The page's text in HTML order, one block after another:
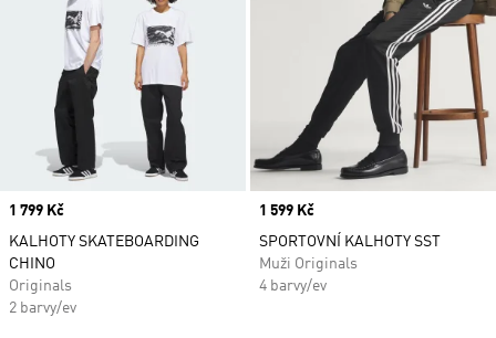
Price
1 799 Kč
KALHOTY SKATEBOARDING
CHINO
Originals
2 barvy/ev
Price
1 599 Kč
SPORTOVNÍ KALHOTY SST
Muži Originals
4 barvy/ev